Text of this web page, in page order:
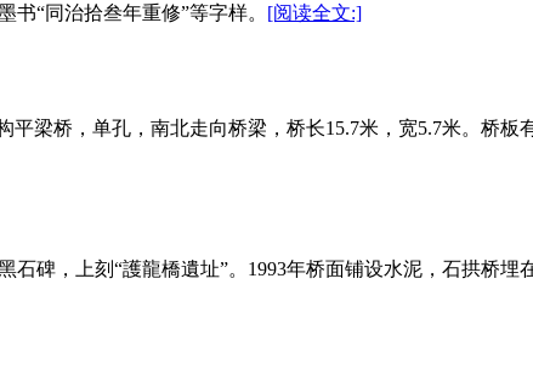
“同治拾叁年重修”等字样。 [阅读全文:]
梁桥，单孔，南北走向桥梁，桥长15.7米，宽5.7米。桥板
碑，上刻“護龍橋遺址”。1993年桥面铺设水泥，石拱桥埋